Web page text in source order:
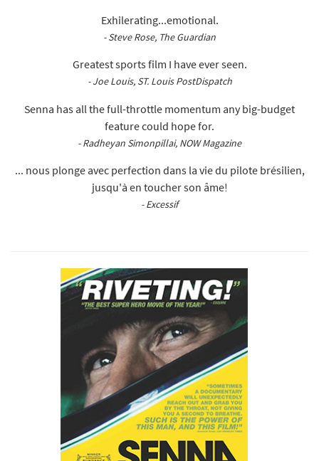
Exhilerating...emotional.
- Steve Rose, The Guardian
Greatest sports film I have ever seen.
- Joe Louis, ST. Louis PostDispatch
Senna has all the full-throttle momentum any big-budget
feature could hope for.
- Radheyan Simonpillai, NOW Magazine
... nous plonge avec perfection dans la vie du pilote brésilien,
jusqu'à en toucher son âme!
- Excessif